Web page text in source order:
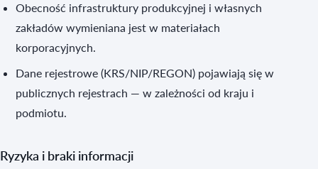
Obecność infrastruktury produkcyjnej i własnych
zakładów wymieniana jest w materiałach
korporacyjnych.
Dane rejestrowe (KRS/NIP/REGON) pojawiają się w
publicznych rejestrach — w zależności od kraju i
podmiotu.
Ryzyka i braki informacji